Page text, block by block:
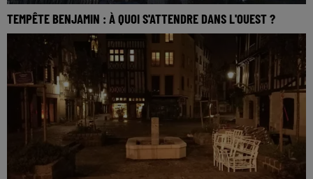
TEMPÊTE BENJAMIN : À QUOI S'ATTENDRE DANS L'OUEST ?